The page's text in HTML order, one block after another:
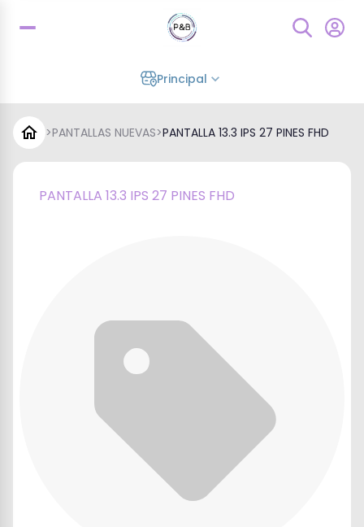
Principal
>PANTALLAS NUEVAS>PANTALLA 13.3 IPS 27 PINES FHD
PANTALLA 13.3 IPS 27 PINES FHD